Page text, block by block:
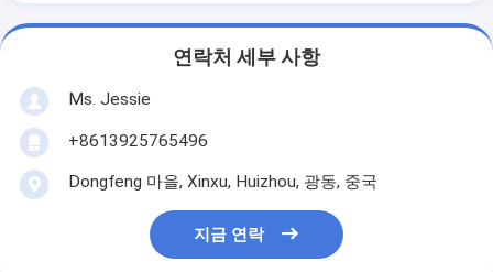
연락처 세부 사항
Ms. Jessie
+8613925765496
Dongfeng 마을, Xinxu, Huizhou, 광동, 중국
지금 연락